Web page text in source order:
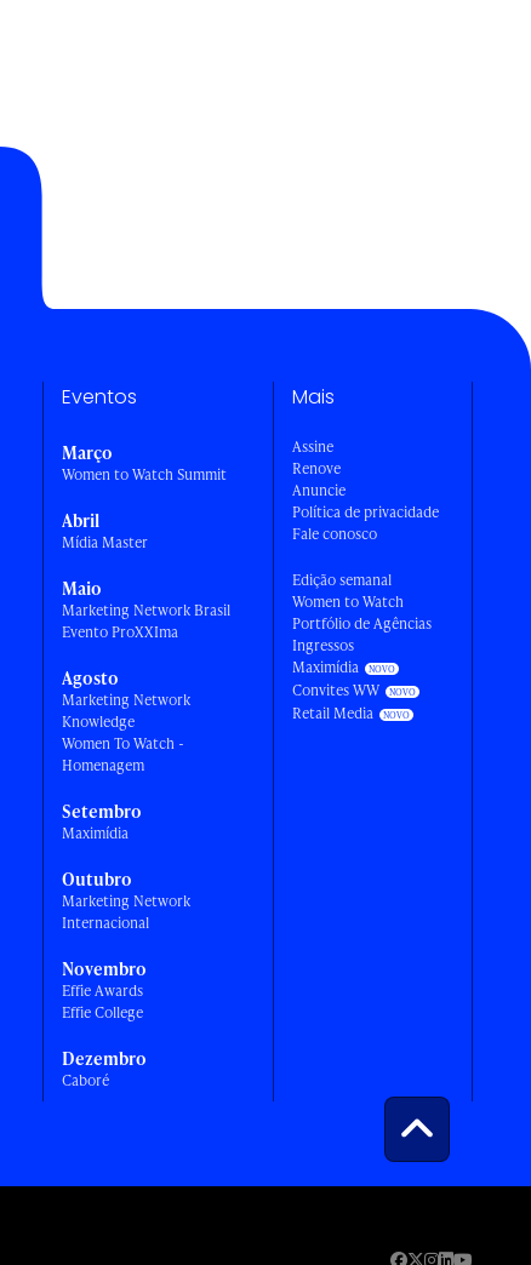
Eventos
Março
Women to Watch Summit
Abril
Mídia Master
Maio
Marketing Network Brasil
Evento ProXXIma
Agosto
Marketing Network
Knowledge
Women To Watch -
Homenagem
Setembro
Maximídia
Outubro
Marketing Network
Internacional
Novembro
Effie Awards
Effie College
Dezembro
Caboré
Mais
Assine
Renove
Anuncie
Política de privacidade
Fale conosco
Edição semanal
Women to Watch
Portfólio de Agências
Ingressos
Maximídia
Convites WW
Retail Media